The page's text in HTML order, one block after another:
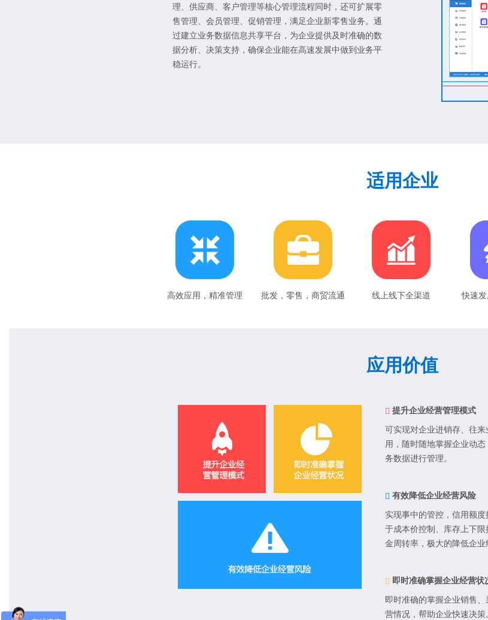
理、供应商、客户管理等核心管理流程同时，还可扩展零
售管理、会员管理、促销管理，满足企业新零售业务。通
过建立业务数据信息共享平台，为企业提供及时准确的数
据分析、决策支持，确保企业能在高速发展中做到业务平
稳运行。
适用企业
高效应用，精准管理 批发，零售，商贸流通 线上线下全渠道 快速
应用价值
提升企业经营管理模式
可实现对企业进销存、往
用，随时随地掌握企业动
务数据进行管理。
有效降低企业经营风险
实现事中的管控，信用额
于成本价控制、库存上下
金周转率，极大的降低企业
即时准确掌握企业经营状
即时准确的掌握企业销售
营情况，帮助企业快速决